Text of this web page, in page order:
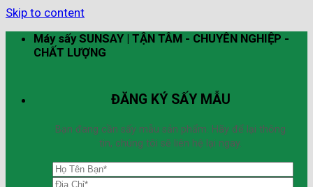
Skip to content
Máy sấy SUNSAY | TẬN TÂM - CHUYÊN NGHIỆP -
CHẤT LƯỢNG
ĐĂNG KÝ SẤY MẪU
Bạn đang cần sấy mẫu sản phẩm. Hãy để lại thông
tin, chúng tôi sẽ liên hệ lại ngay.